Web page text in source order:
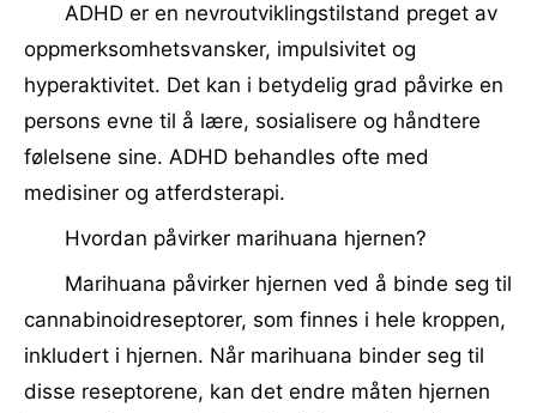
ADHD er en nevroutviklingstilstand preget av
oppmerksomhetsvansker, impulsivitet og
hyperaktivitet. Det kan i betydelig grad påvirke en
persons evne til å lære, sosialisere og håndtere
følelsene sine. ADHD behandles ofte med
medisiner og atferdsterapi.
Hvordan påvirker marihuana hjernen?
Marihuana påvirker hjernen ved å binde seg til
cannabinoidreseptorer, som finnes i hele kroppen,
inkludert i hjernen. Når marihuana binder seg til
disse reseptorene, kan det endre måten hjernen